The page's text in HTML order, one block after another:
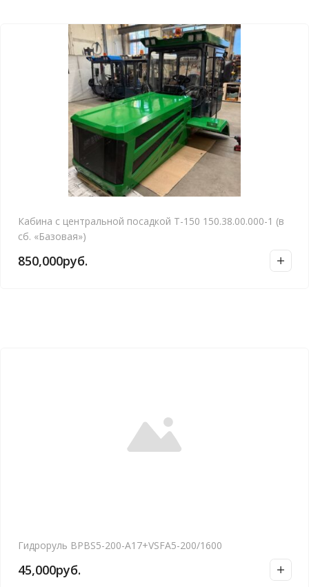
Кабина с центральной посадкой Т-150 150.38.00.000-1 (в
сб. «Базовая»)
850,000руб.
Гидроруль BPBS5-200-A17+VSFA5-200/1600
45,000руб.